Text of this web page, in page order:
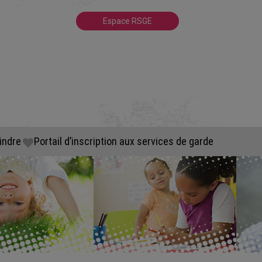
Espace RSGE
Portail d’inscription aux services de garde